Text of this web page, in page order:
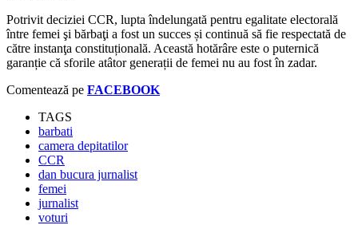
Potrivit deciziei CCR, lupta îndelungată pentru egalitate electorală
între femei şi bărbaţi a fost un succes și continuă să fie respectată de
către instanţa constituțională. Această hotărâre este o puternică
garanție că sforile atâtor generații de femei nu au fost în zadar.
Comentează pe FACEBOOK
TAGS
barbati
camera depitatilor
CCR
dan bucura jurnalist
femei
jurnalist
voturi